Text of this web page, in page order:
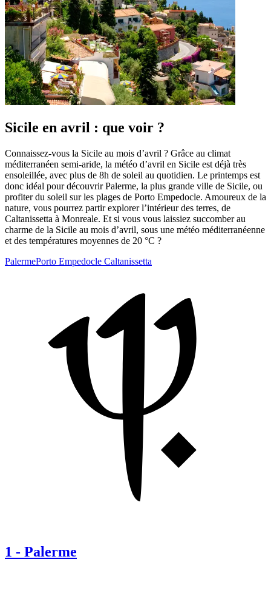
Sicile en avril : que voir ?
Connaissez-vous la Sicile au mois d’avril ? Grâce au climat
méditerranéen semi-aride, la météo d’avril en Sicile est déjà très
ensoleillée, avec plus de 8h de soleil au quotidien. Le printemps est
donc idéal pour découvrir Palerme, la plus grande ville de Sicile, ou
profiter du soleil sur les plages de Porto Empedocle. Amoureux de la
nature, vous pourrez partir explorer l’intérieur des terres, de
Caltanissetta à Monreale. Et si vous vous laissiez succomber au
charme de la Sicile au mois d’avril, sous une météo méditerranéenne
et des températures moyennes de 20 °C ?
PalermePorto Empedocle Caltanissetta
1 - Palerme